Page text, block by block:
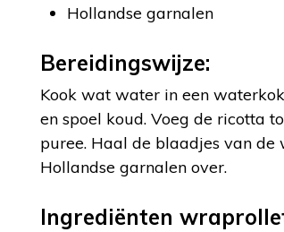
Hollandse garnalen
Bereidingswijze:
Kook wat water in een
en spoel koud. Voeg de ricotta
puree. Haal de blaadjes van
Hollandse garnalen over.
Ingrediënten